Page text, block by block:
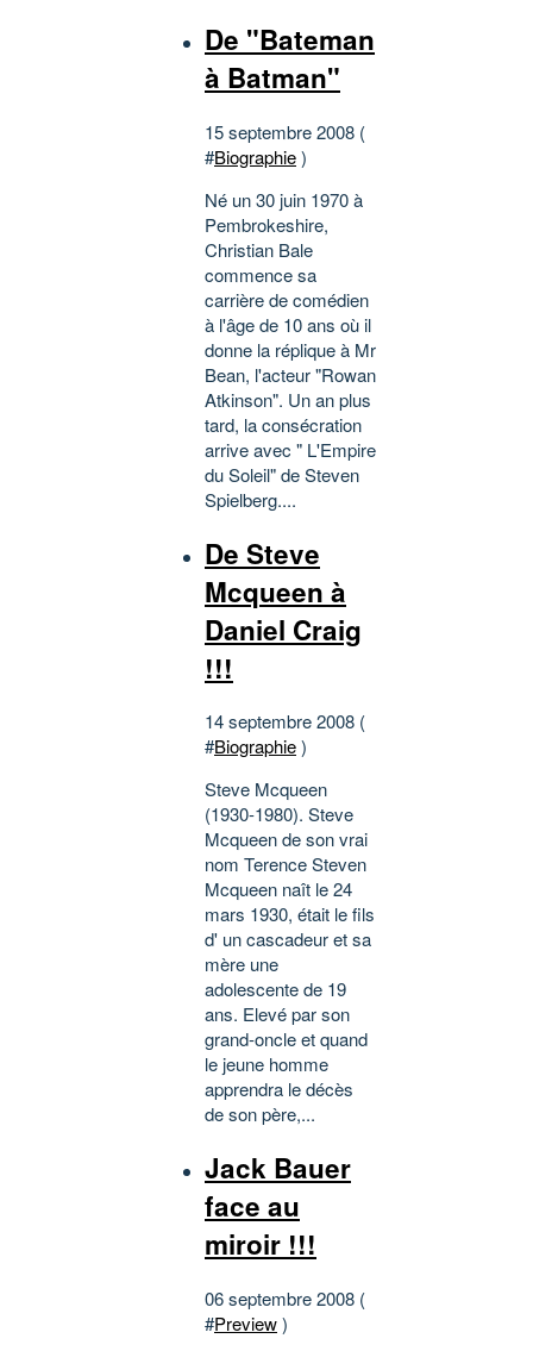
De "Bateman
à Batman"
15 septembre 2008 (
#Biographie)
Né un 30 juin 1970 à
Pembrokeshire,
Christian Bale
commence sa
carrière de comédien
à l'âge de 10 ans où il
donne la réplique à Mr
Bean, l'acteur "Rowan
Atkinson". Un an plus
tard, la consécration
arrive avec " L'Empire
du Soleil" de Steven
Spielberg....
De Steve
Mcqueen à
Daniel Craig
!!!
14 septembre 2008 (
#Biographie)
Steve Mcqueen
(1930-1980). Steve
Mcqueen de son vrai
nom Terence Steven
Mcqueen naît le 24
mars 1930, était le fils
d' un cascadeur et sa
mère une
adolescente de 19
ans. Elevé par son
grand-oncle et quand
le jeune homme
apprendra le décès
de son père,...
Jack Bauer
face au
miroir !!!
06 septembre 2008 (
#Preview)